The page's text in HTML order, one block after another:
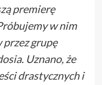
premierę
w nim
grupę
Uznano, że
drastycznych i